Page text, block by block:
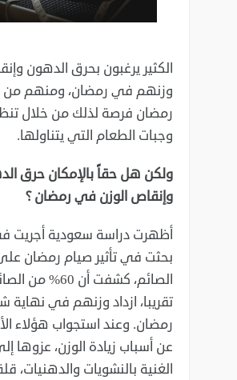
الكثير يرغبون بحرق الدهون
وزنهم في رمضان، ومنهم من
رمضان فرصة لذلك من خلال
وجبات الطعام التي يتناولها.
ولكن هل حقاً بالإمكان حرق
وإنقاص الوزن في رمضان ؟
أظهرت دراسة سعودية أجريت
بحثت في تأثير صيام رمضان
الصائم، كشفت أن 60%
تقريبا، ازداد وزنهم في نهاية
رمضان. وعند استجواب هؤلاء
عن أسباب زيادة الوزن، عزوها
الغنية بالنشويات والدهنيات،